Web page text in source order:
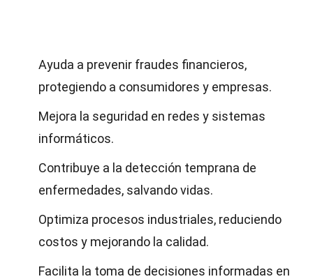
Ayuda a prevenir fraudes financieros,
protegiendo a consumidores y empresas.
Mejora la seguridad en redes y sistemas
informáticos.
Contribuye a la detección temprana de
enfermedades, salvando vidas.
Optimiza procesos industriales, reduciendo
costos y mejorando la calidad.
Facilita la toma de decisiones informadas en